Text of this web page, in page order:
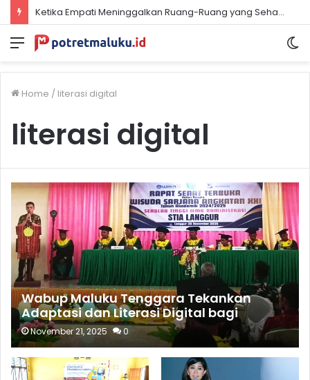
Ketika Empati Meninggalkan Ruang-Ruang yang Seharusnya Paling Manusiawi
Menu
Home / literasi digital
literasi digital
Wabup Maluku Tenggara Tekankan
Adaptasi dan Literasi Digital bagi
Lulusan STIA Langgur
November 21, 2025 0